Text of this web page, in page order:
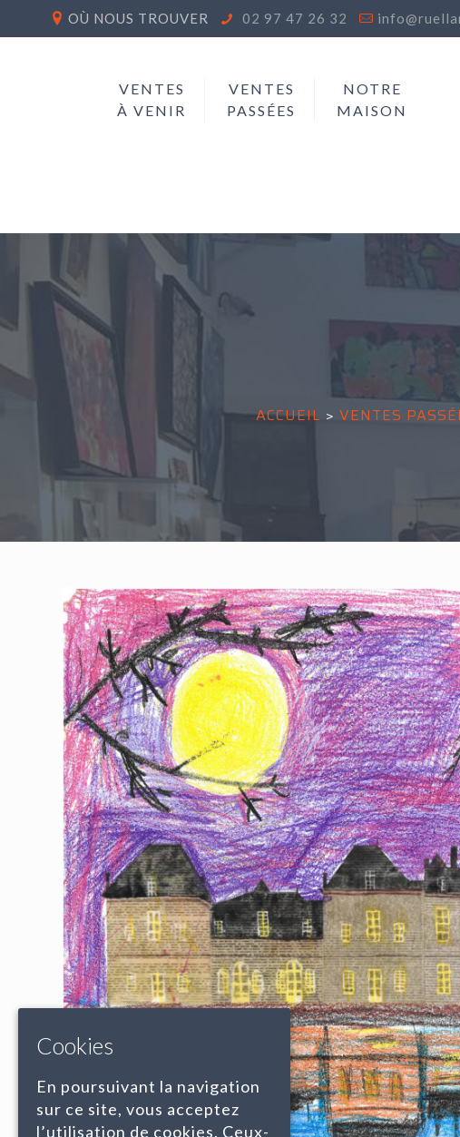
OÙ NOUS TROUVER 02 97 47 26 32
VENTES
À VENIR
VENTES
PASSÉES
NOTRE
MAISON
ACCUEIL > VENTES
Cookies
En poursuivant la navigation
sur ce site, vous acceptez
l’utilisation de cookies. Ceux-